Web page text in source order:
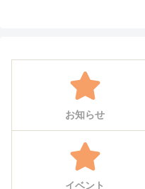
お知らせ
イベント